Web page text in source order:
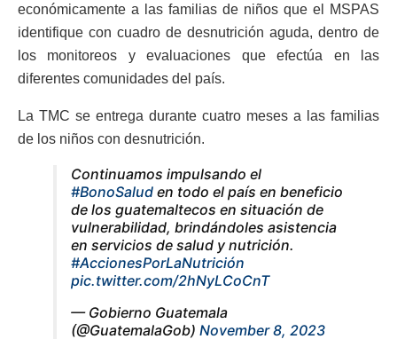
económicamente a las familias de niños que el MSPAS
identifique con cuadro de desnutrición aguda, dentro de
los monitoreos y evaluaciones que efectúa en las
diferentes comunidades del país.
La TMC se entrega durante cuatro meses a las familias
de los niños con desnutrición.
Continuamos impulsando el
#BonoSalud en todo el país en beneficio
de los guatemaltecos en situación de
vulnerabilidad, brindándoles asistencia
en servicios de salud y nutrición.
#AccionesPorLaNutrición
pic.twitter.com/2hNyLCoCnT
— Gobierno Guatemala
(@GuatemalaGob) November 8, 2023